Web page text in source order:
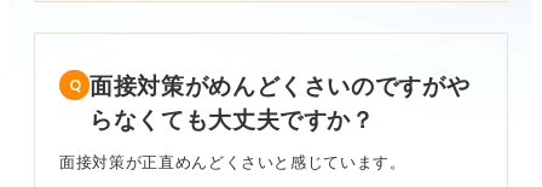
面接対策がめんどくさいのですがや
らなくても大丈夫ですか？
面接対策が正直めんどくさいと感じています。